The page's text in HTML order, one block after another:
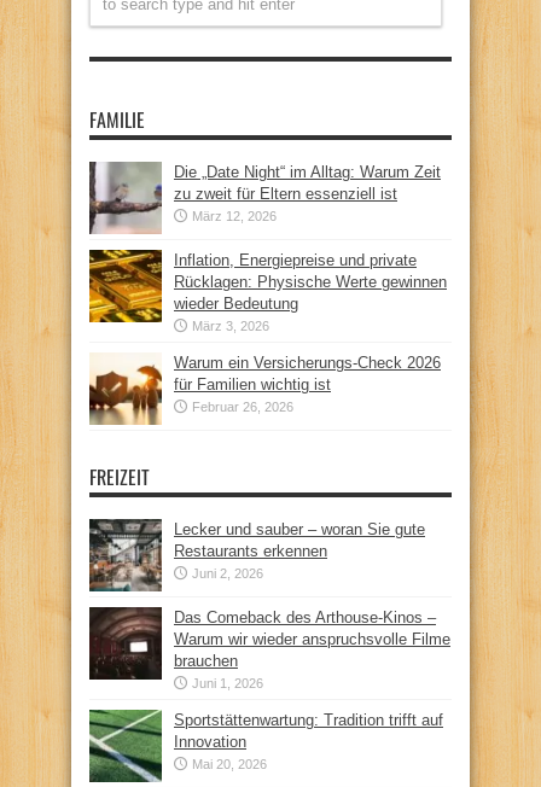
FAMILIE
Die „Date Night“ im Alltag: Warum Zeit
zu zweit für Eltern essenziell ist
März 12, 2026
Inflation, Energiepreise und private
Rücklagen: Physische Werte gewinnen
wieder Bedeutung
März 3, 2026
Warum ein Versicherungs-Check 2026
für Familien wichtig ist
Februar 26, 2026
FREIZEIT
Lecker und sauber – woran Sie gute
Restaurants erkennen
Juni 2, 2026
Das Comeback des Arthouse-Kinos –
Warum wir wieder anspruchsvolle Filme
brauchen
Juni 1, 2026
Sportstättenwartung: Tradition trifft auf
Innovation
Mai 20, 2026